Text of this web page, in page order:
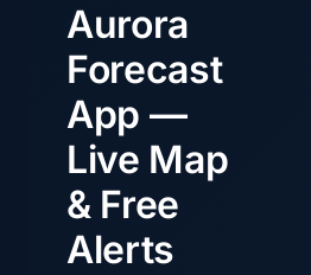
Aurora
Forecast
App —
Live Map
& Free
Alerts